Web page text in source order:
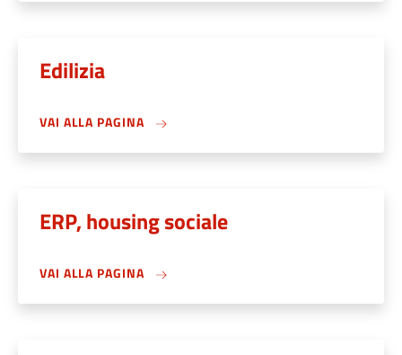
Edilizia
VAI ALLA PAGINA
ERP, housing sociale
VAI ALLA PAGINA